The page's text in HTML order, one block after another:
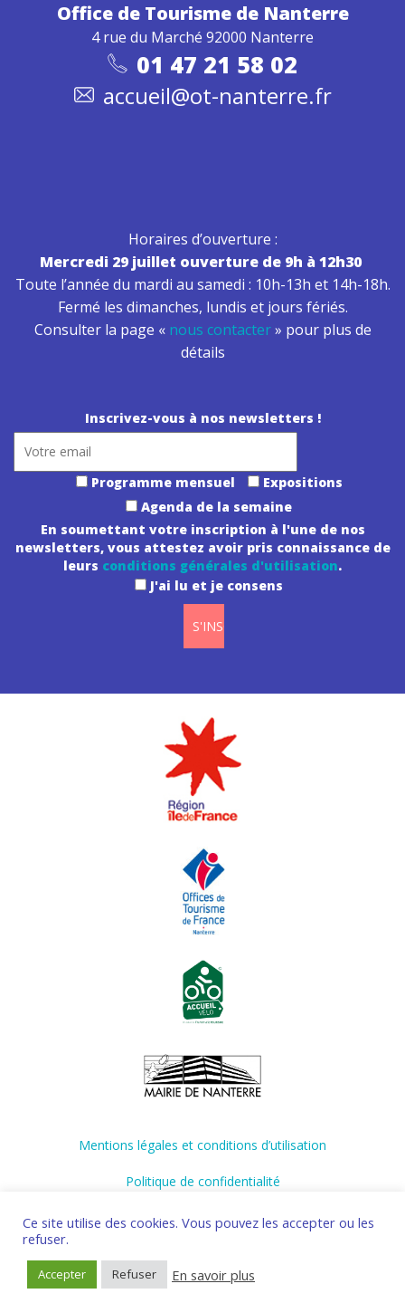
Office de Tourisme de Nanterre
4 rue du Marché 92000 Nanterre
01 47 21 58 02
accueil@ot-nanterre.fr
Horaires d’ouverture :
Mercredi 29 juillet ouverture de 9h à 12h30
Toute l’année du mardi au samedi : 10h-13h et 14h-18h.
Fermé les dimanches, lundis et jours fériés.
Consulter la page « nous contacter» pour plus de
détails
Inscrivez-vous à nos newsletters !
Programme mensuel
Expositions
Agenda de la semaine
En soumettant votre inscription à l'une de nos
newsletters, vous attestez avoir pris connaissance de
leurs conditions générales d'utilisation.
J'ai lu et je consens
Mentions légales et conditions d’utilisation
Politique de confidentialité
Made by
Ce site utilise des cookies. Vous pouvez les accepter ou les
refuser.
Accepter Refuser En savoir plus